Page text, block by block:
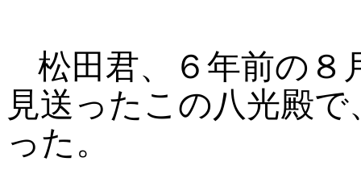
松田君、６年前の８
見送ったこの八光殿
った。